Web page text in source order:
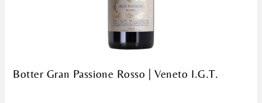
Botter Gran Passione Rosso | Veneto I.G.T.